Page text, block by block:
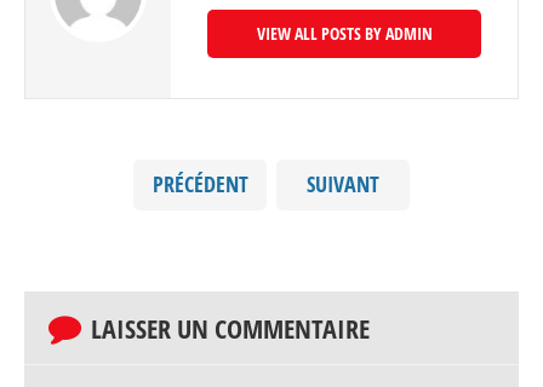
VIEW ALL POSTS BY ADMIN
PRÉCÉDENT SUIVANT
LAISSER UN COMMENTAIRE